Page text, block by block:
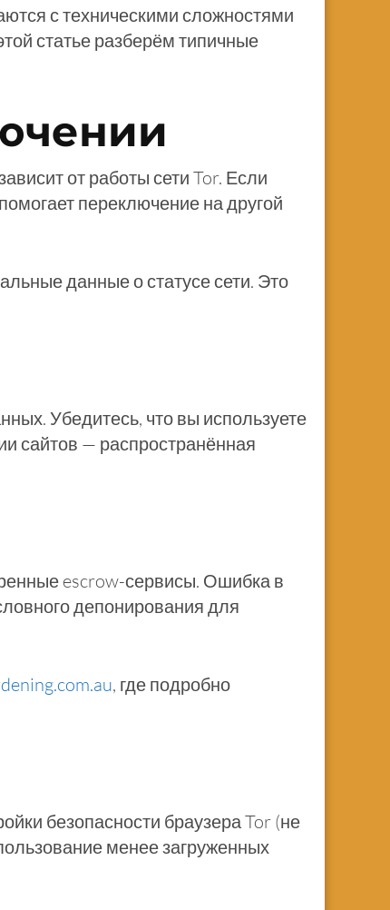
с техническими сложностями
статье разберём типичные
от работы сети Tor. Если
переключение на другой
данные о статусе сети. Это
Убедитесь, что вы используете
сайтов — распространённая
escrow-сервисы. Ошибка в
депонирования для
, где подробно
безопасности браузера Tor (не
менее загруженных